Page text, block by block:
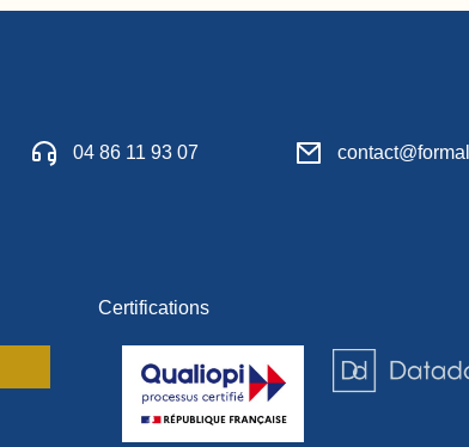
04 86 11 93 07
Certifications